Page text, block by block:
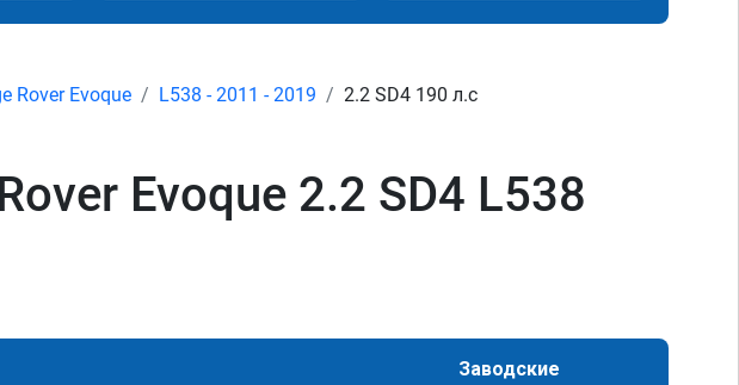
Rover Evoque L538 - 2011 - 2019 2.2 SD4 190 л.с
Evoque 2.2 SD4 L538
Заводские